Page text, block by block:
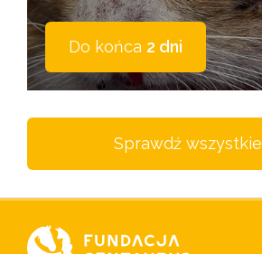
Do końca 2 dni
Sprawdź wszystkie